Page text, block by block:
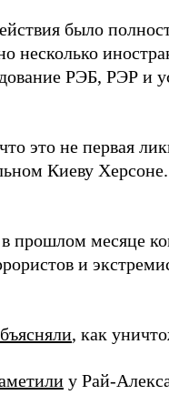
было
несколько
РЭБ, РЭР и
это не первая
Киеву
прошлом месяце
и
, как
у Рай-